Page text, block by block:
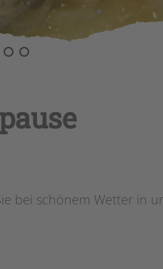
bei schönem Wetter in